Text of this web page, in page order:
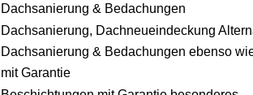
Dachsanierung & Bedachungen
Dachsanierung, Dachneueindeckung
Dachsanierung & Bedachungen ebenso
mit Garantie